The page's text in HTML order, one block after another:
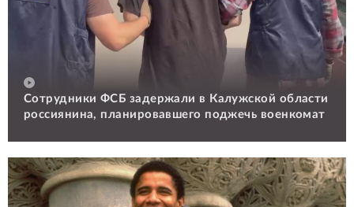
Сотрудники ФСБ задержали в Калужской области
россиянина, планировавшего поджечь военкомат